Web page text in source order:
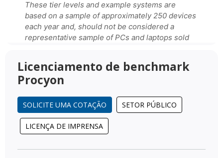
Licenciamento de benchmark
Procyon
SOLICITE UMA COTAÇÃO SETOR PÚBLICO
LICENÇA DE IMPRENSA